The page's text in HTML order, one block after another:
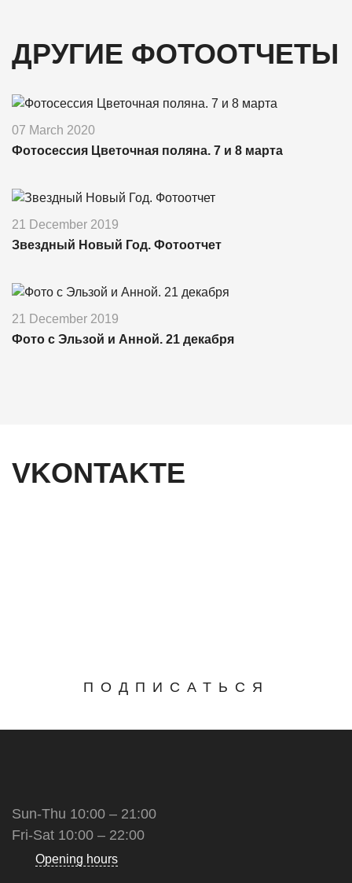
ДРУГИЕ ФОТООТЧЕТЫ
07 March 2020
Фотосессия Цветочная поляна. 7 и 8 марта
21 December 2019
Звездный Новый Год. Фотоотчет
21 December 2019
Фото с Эльзой и Анной. 21 декабря
VKONTAKTE
ПОДПИСАТЬСЯ
Sun-Thu 10:00 – 21:00
Fri-Sat 10:00 – 22:00
Opening hours